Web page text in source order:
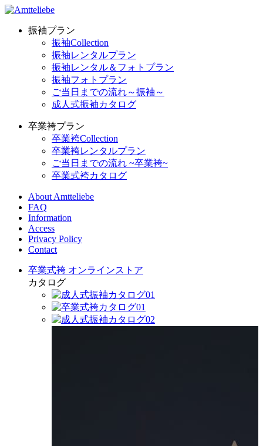
振袖プラン
振袖Collection
振袖レンタルプラン
振袖レンタル＆フォトプラン
振袖フォトプラン
ご当日までの流れ～振袖～
成人式振袖カタログ
卒業袴プラン
卒業袴Collection
卒業袴レンタルプラン
ご当日までの流れ ~卒業袴~
卒業式袴カタログ
About Amtteliebe
FAQ
Information
Access
Privacy Policy
Contact
卒業式袴 オンラインストア
カタログ